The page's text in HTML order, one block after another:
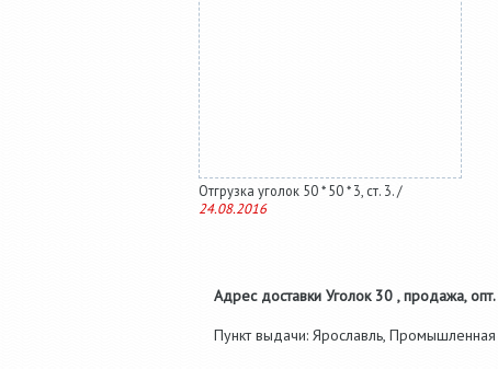
Отгрузка уголок 50 * 50 * 3, ст. 3. /
24.08.2016
Адрес доставки Уголок 30 , продажа, опт.
Пункт выдачи: Ярославль,